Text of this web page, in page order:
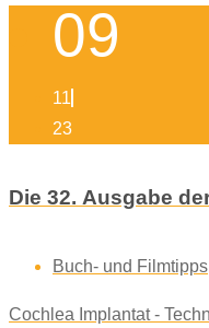
09
11
23
Die 32. Ausgabe
Buch- und Filmtipps
Cochlea Implantat -